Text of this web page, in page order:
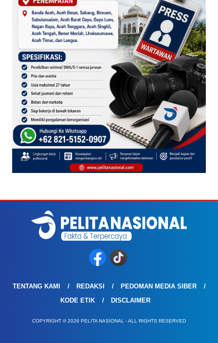
TENTANG KAMI REDAKSI
PEDOMAN MEDIA SIBER
KODE ETIK
DISCLAIMER
COPYRIGHT © 2026 PELITA NASIONAL - ALL RIGHTS RESERVED